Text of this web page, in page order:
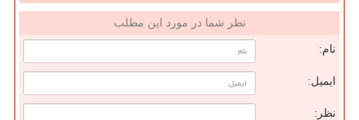
نظر شما در مورد این مطلب
نام:
ایمیل:
نظر: